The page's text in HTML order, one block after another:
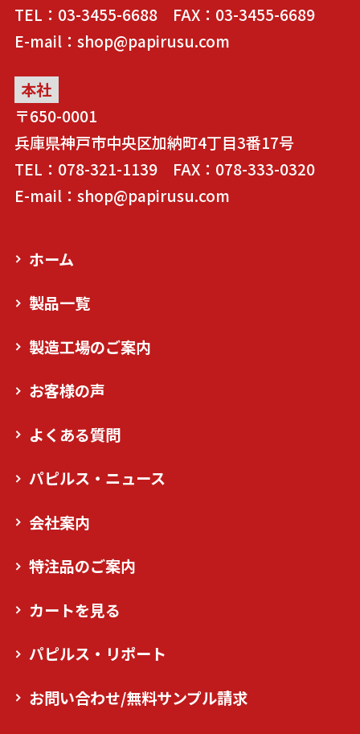
TEL：03-3455-6688 FAX：03-3455-6689
E-mail：shop@papirusu.com
本社
〒650-0001
兵庫県神戸市中央区加納町4丁目3番17号
TEL：078-321-1139 FAX：078-333-0320
E-mail：shop@papirusu.com
ホーム
製品一覧
製造工場のご案内
お客様の声
よくある質問
パピルス・ニュース
会社案内
特注品のご案内
カートを見る
パピルス・リポート
お問い合わせ/無料サンプル請求